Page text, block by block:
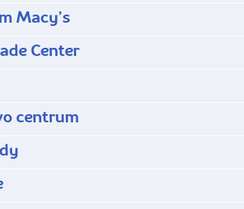
Macyʼs
Center
centrum